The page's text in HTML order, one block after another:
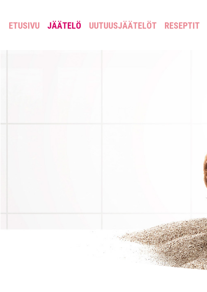
ETUSIVU JÄÄTELÖ UUTUUSJÄÄTELÖT RESEPTIT